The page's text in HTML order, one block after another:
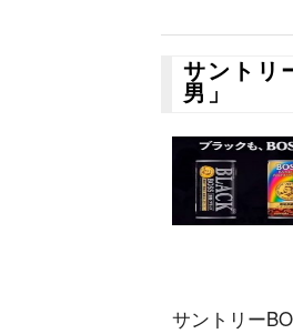
サントリ
男」
サントリー